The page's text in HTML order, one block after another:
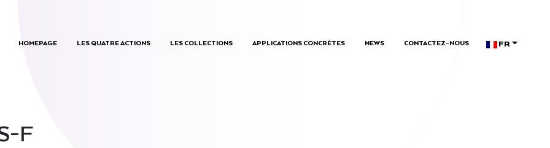
HOMEPAGE LES QUATRE ACTIONS LES COLLECTIONS APPLICATIONS CONCRÈTES NEWS CONTACTEZ-NOUS FR
F